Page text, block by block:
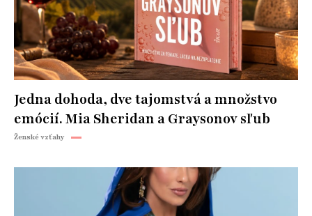
Jedna dohoda, dve tajomstvá a množstvo
emócií. Mia Sheridan a Graysonov sľub
Ženské vzťahy